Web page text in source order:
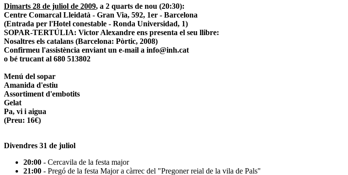
Dimarts 28 de juliol de 2009, a 2 quarts de nou (20:30):
Centre Comarcal Lleidatà - Gran Via, 592, 1er - Barcelona
(Entrada per l'Hotel conestable - Ronda Universidad, 1)
SOPAR-TERTÚLIA: Victor Alexandre ens presenta el seu llibre:
Nosaltres els catalans (Barcelona: Pòrtic, 2008)
Confirmeu l'assistència enviant un e-mail a info@inh.cat
o bé trucant al 680 513802
Menú del sopar
Amanida d'estiu
Assortiment d'embotits
Gelat
Pa, vi i aigua
(Preu: 16€)
Divendres 31 de juliol
20:00 - Cercavila de la festa major
21:00 - Pregó de la festa Major a càrrec del "Pregoner reial de la vila de Pals"